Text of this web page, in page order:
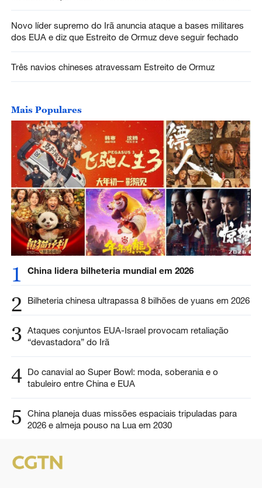
Novo líder supremo do Irã anuncia ataque a bases militares
dos EUA e diz que Estreito de Ormuz deve seguir fechado
Três navios chineses atravessam Estreito de Ormuz
Mais Populares
1 China lidera bilheteria mundial em 2026
2 Bilheteria chinesa ultrapassa 8 bilhões de yuans em 2026
3 Ataques conjuntos EUA-Israel provocam retaliação
“devastadora” do Irã
4 Do canavial ao Super Bowl: moda, soberania e o
tabuleiro entre China e EUA
5
China planeja duas missões espaciais tripuladas para
2026 e almeja pouso na Lua em 2030